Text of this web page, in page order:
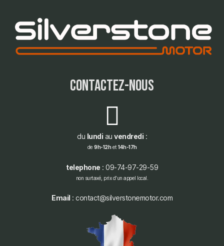
contactez-nous
du lundi au vendredi :
de 9h-12het 14h-17h
telephone : 09-74-97-29-59
non surtaxé, prix d'un appel local.
Email : contact@silverstonemotor.com